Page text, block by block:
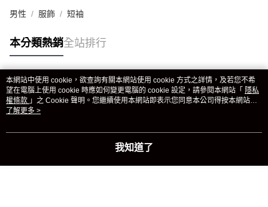
男性 服飾 短袖
本分類熱銷全站排行
熱門標籤
本網站中使用 cookie，欲查詢有關本網站使用 cookie 方式之詳情，及若您不希
望在電腦上使用 cookie 時應如何變更電腦的 cookie 設定，請參閱本網站「 隱私
權條款 」之 Cookie 聲明。您繼續使用本網站即表示您同意本公司得按本網站使
用條款之 Cookie 聲明使用 cookie。
了解更多 >
我知道了